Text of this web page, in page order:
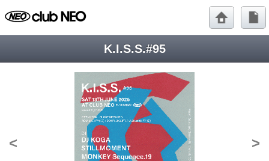
K.I.S.S.#95
< >